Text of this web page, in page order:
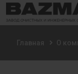
Главная О